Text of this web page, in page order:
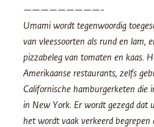
—————————-
Umami wordt tegenwoordig
van vleessoorten als rund en lam,
pizzabeleg van tomaten en kaas.
Amerikaanse restaurants, zelfs
Californische hamburgerketen die
in New York. Er wordt gezegd dat
het wordt vaak verkeerd begrepen